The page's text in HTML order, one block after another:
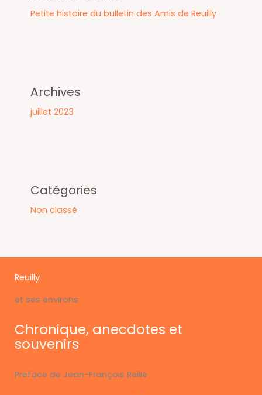
Petite histoire du bulletin des Amis de Reuilly
Archives
juillet 2023
Catégories
Non classé
Reuilly
et ses environs
Chronique, anecdotes et
souvenirs
Préface de Jean-François Reille